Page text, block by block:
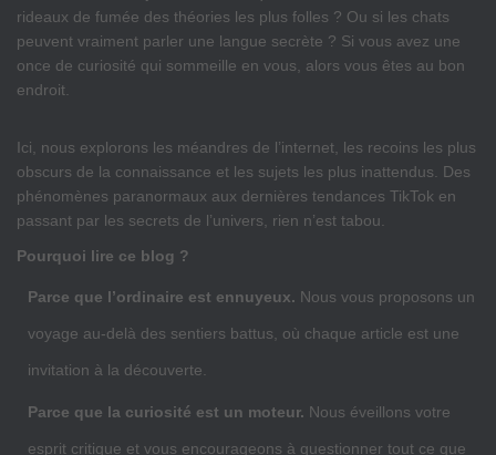
rideaux de fumée des théories les plus folles ? Ou si les chats
peuvent vraiment parler une langue secrète ? Si vous avez une
once de curiosité qui sommeille en vous, alors vous êtes au bon
endroit.
Ici, nous explorons les méandres de l’internet, les recoins les plus
obscurs de la connaissance et les sujets les plus inattendus. Des
phénomènes paranormaux aux dernières tendances TikTok en
passant par les secrets de l’univers, rien n’est tabou.
Pourquoi lire ce blog ?
Parce que l’ordinaire est ennuyeux. Nous vous proposons un
voyage au-delà des sentiers battus, où chaque article est une
invitation à la découverte.
Parce que la curiosité est un moteur. Nous éveillons votre
esprit critique et vous encourageons à questionner tout ce que